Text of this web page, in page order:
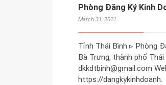
Phòng Đăng Ký Kinh
March 31, 2021
Tỉnh Thái Bình ▹ Phòng
Bà Trưng, thành phố
dkkdtbinh@gmail.com
https://dangkykinhdoanh.